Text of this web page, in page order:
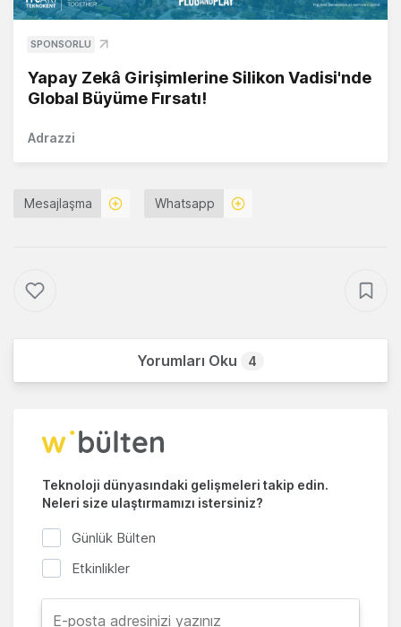
SPONSORLU
Yapay Zekâ Girişimlerine Silikon Vadisi'nde
Global Büyüme Fırsatı!
Adrazzi
Mesajlaşma Whatsapp
Yorumları Oku 4
Teknoloji dünyasındaki gelişmeleri takip edin.
Neleri size ulaştırmamızı istersiniz?
Günlük Bülten
Etkinlikler